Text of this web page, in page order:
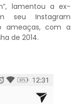
lamentou a ex-
seu Instagram
ameaças, com a
de 2014.